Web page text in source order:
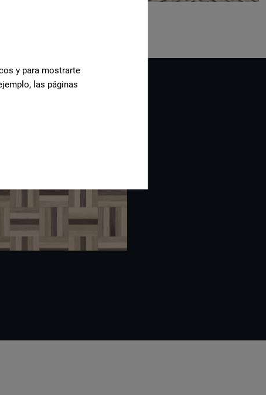
y para mostrarte
las páginas